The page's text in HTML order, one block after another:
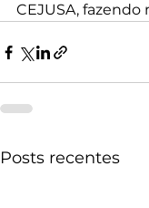
CEJUSA, fazendo
Posts recentes